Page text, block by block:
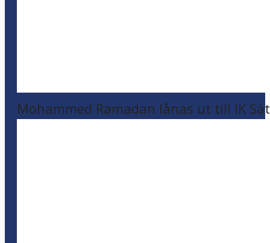
Mohammed Ramadan lånas ut till IK